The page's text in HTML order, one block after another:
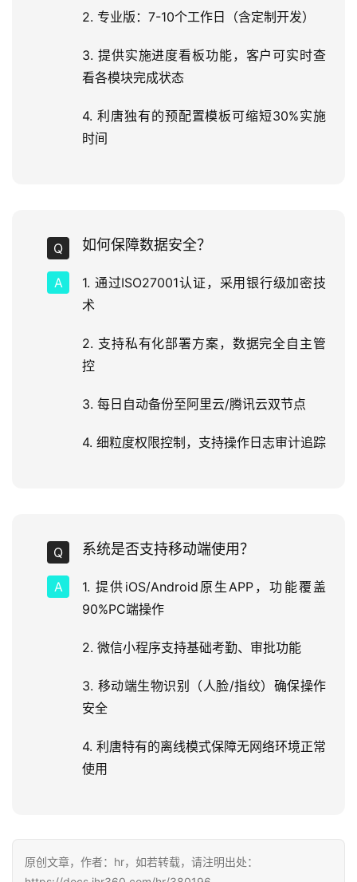
2. 专业版：7-10个工作日（含定制开发）
3. 提供实施进度看板功能，客户可实时查
看各模块完成状态
4. 利唐独有的预配置模板可缩短30%实施
时间
如何保障数据安全？
1. 通过ISO27001认证，采用银行级加密技
术
2. 支持私有化部署方案，数据完全自主管
控
3. 每日自动备份至阿里云/腾讯云双节点
4. 细粒度权限控制，支持操作日志审计追踪
系统是否支持移动端使用？
1. 提供iOS/Android原生APP，功能覆盖
90%PC端操作
2. 微信小程序支持基础考勤、审批功能
3. 移动端生物识别（人脸/指纹）确保操作
安全
4. 利唐特有的离线模式保障无网络环境正常
使用
原创文章，作者：hr，如若转载，请注明出处：